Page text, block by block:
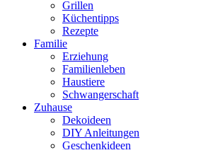
Grillen
Küchentipps
Rezepte
Familie
Erziehung
Familienleben
Haustiere
Schwangerschaft
Zuhause
Dekoideen
DIY Anleitungen
Geschenkideen